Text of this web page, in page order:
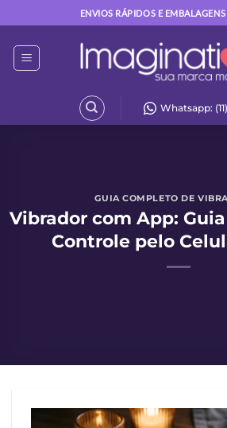
to
content
ENVIOS RÁPIDOS E EMBALAGENS
Whatsapp:
GUIA COMPLETO DE
Vibrador com App:
Controle pelo